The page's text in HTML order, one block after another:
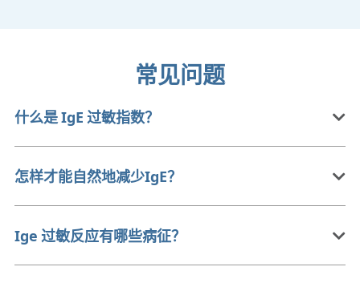
常见问题
什么是 IgE 过敏指数？
怎样才能自然地减少IgE？
Ige 过敏反应有哪些病征？